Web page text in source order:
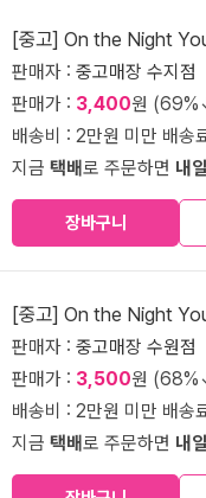
[중고] On the Night
판매자 : 중고매장 수지점
판매가 : 3,400원
배송비 : 2만원 미만 배송
지금 택배로 주문하면 내일
장바구니
[중고] On the Night
판매자 : 중고매장 수원점
판매가 : 3,500원
배송비 : 2만원 미만 배송
지금 택배로 주문하면 내일